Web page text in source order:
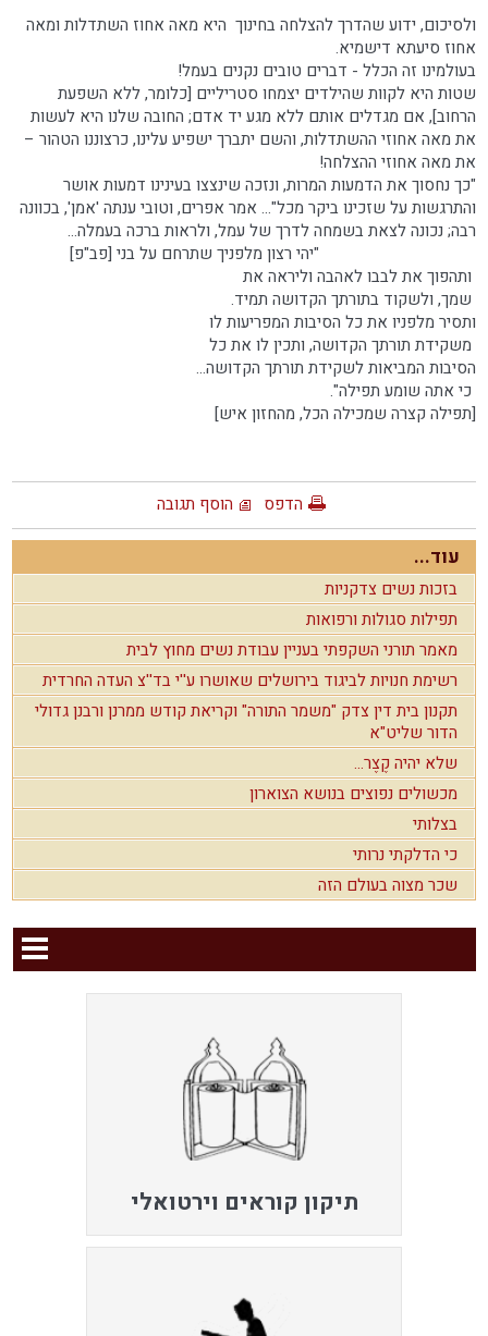
ולסיכום, ידוע שהדרך להצלחה בחינוך היא מאה אחוז השתדלות ומאה
אחוז סיעתא דישמיא.
בעולמינו זה הכלל - דברים טובים נקנים בעמל!
שטות היא לקוות שהילדים יצמחו סטריליים [כלומר, ללא השפעת
הרחוב], אם מגדלים אותם ללא מגע יד אדם; החובה שלנו היא לעשות
את מאה אחוזי ההשתדלות, והשם יתברך ישפיע עלינו, כרצוננו הטהור –
את מאה אחוזי ההצלחה!
"כך נחסוך את הדמעות המרות, ונזכה שינצצו בעינינו דמעות אושר
והתרגשות על שזכינו ביקר מכל"... אמר אפרים, וטובי ענתה 'אמן', בכוונה
רבה; נכונה לצאת בשמחה לדרך של עמל, ולראות ברכה בעמלה...
"יהי רצון מלפניך שתרחם על בני [פב"פ]
ותהפוך את לבבו לאהבה וליראה את
שמך, ולשקוד בתורתך הקדושה תמיד.
ותסיר מלפניו את כל הסיבות המפריעות לו
משקידת תורתך הקדושה, ותכין לו את כל
הסיבות המביאות לשקידת תורתך הקדושה...
כי אתה שומע תפילה".
[תפילה קצרה שמכילה הכל, מהחזון איש]
הדפס הוסף תגובה
עוד...
בזכות נשים צדקניות
תפילות סגולות ורפואות
מאמר תורני השקפתי בעניין עבודת נשים מחוץ לבית
רשימת חנויות לביגוד בירושלים שאושרו ע''י בד''צ העדה החרדית
תקנון בית דין צדק "משמר התורה" וקריאת קודש ממרנן ורבנן גדולי
הדור שליט"א
שלא יהיה קֶצֶר...
מכשולים נפוצים בנושא הצוארון
בצלותי
כי הדלקתי נרותי
שכר מצוה בעולם הזה
תיקון קוראים וירטואלי